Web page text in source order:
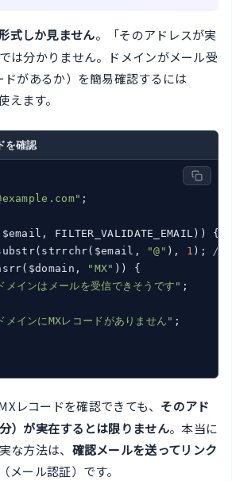
式しか見ません。「そのアドレスが実
は分かりません。ドメインがメール受
があるか）を簡易確認するには
えます。
を確認
;
FILTER_VALIDATE_EMAIL)) {
"@" ), 1 ); //
"MX" )) {
メインはメールを受信できそうです" ;
メインにMXレコードがありません" ;
レコードを確認できても、 そのアド
）が実在するとは限りません。本当に
な方法は、 確認メールを送ってリンク
メール認証）です。